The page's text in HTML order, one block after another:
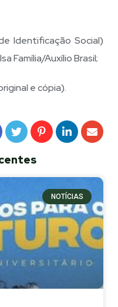
Identificação Social)
Família/Auxílio Brasil;
e cópia).
NOTÍCIAS